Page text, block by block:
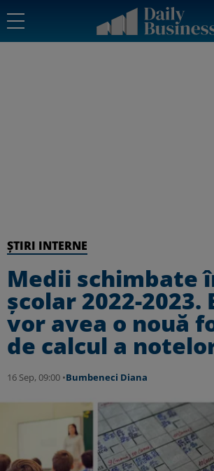
ȘTIRI INTERNE
Medii schimbate
școlar 2022-2023.
vor avea o nouă
de calcul a
16 Sep, 09:00 •Bumbeneci Diana